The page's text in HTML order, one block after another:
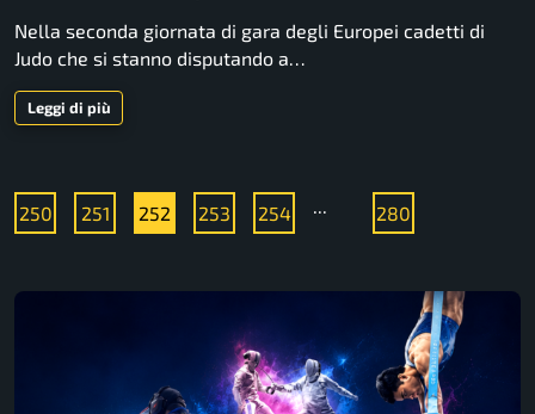
Nella seconda giornata di gara degli Europei cadetti di
Judo che si stanno disputando a…
Leggi di più
250 251 252 253 254 ... 280